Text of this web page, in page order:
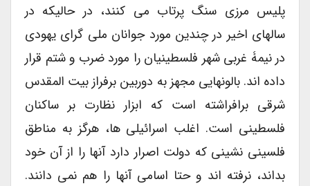
پلیس مرزی سنگ پرتاب می کنند، در حالیکه در
سالهای اخیر در چندین مورد جوانان ملی گرای یهودی
در نیمۀ غربی شهر فلسطینیان را مورد ضرب و شتم قرار
داده اند. بالونهایی مجهز به دوربین برفراز بیت المقدس
شرقی برافراشته است که ابزار نظارت بر ساکنان
فلسطینی است. اغلب اسرائیلی ها، هرگز به مناطق
فلسینی نشینی که دولت اصرار دارد آنها را از آن خود
بداند، نرفته اند و حتا اسامی آنها را هم نمی دانند.